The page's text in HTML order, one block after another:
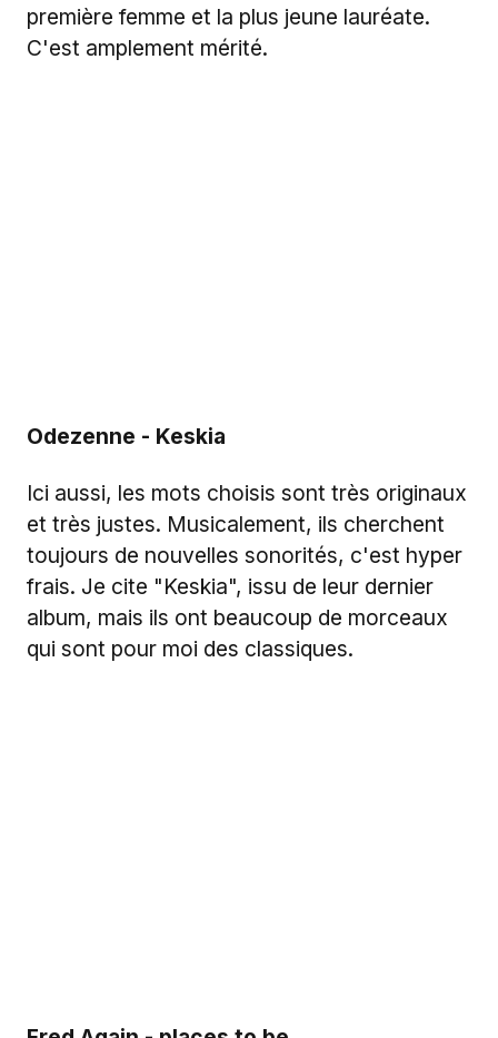
première femme et la plus jeune lauréate.
C'est amplement mérité.
Odezenne - Keskia
Ici aussi, les mots choisis sont très originaux
et très justes. Musicalement, ils cherchent
toujours de nouvelles sonorités, c'est hyper
frais. Je cite "Keskia", issu de leur dernier
album, mais ils ont beaucoup de morceaux
qui sont pour moi des classiques.